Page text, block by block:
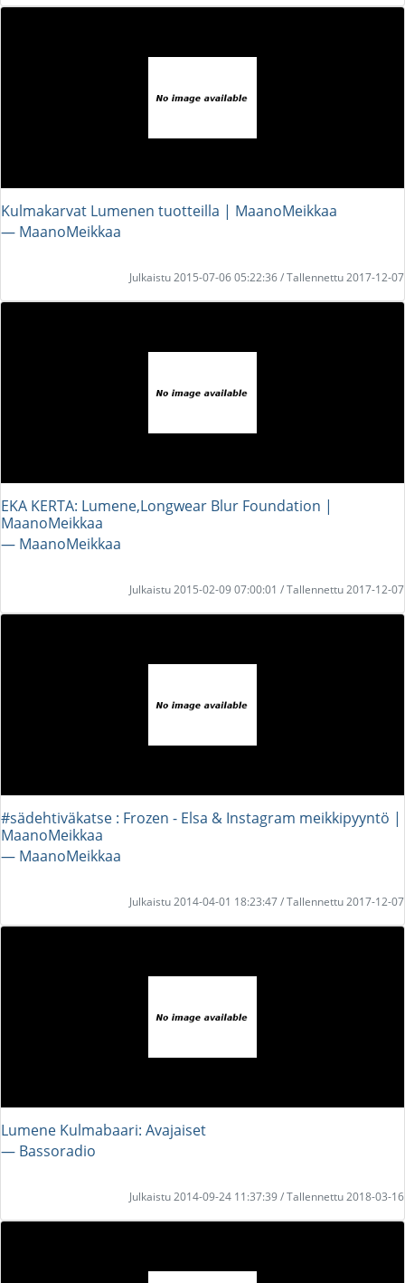
Kulmakarvat Lumenen tuotteilla | MaanoMeikkaa
― MaanoMeikkaa
Julkaistu 2015-07-06 05:22:36 / Tallennettu 2017-12-07
EKA KERTA: Lumene,Longwear Blur Foundation |
MaanoMeikkaa
― MaanoMeikkaa
Julkaistu 2015-02-09 07:00:01 / Tallennettu 2017-12-07
#sädehtiväkatse : Frozen - Elsa & Instagram meikkipyyntö |
MaanoMeikkaa
― MaanoMeikkaa
Julkaistu 2014-04-01 18:23:47 / Tallennettu 2017-12-07
Lumene Kulmabaari: Avajaiset
― Bassoradio
Julkaistu 2014-09-24 11:37:39 / Tallennettu 2018-03-16